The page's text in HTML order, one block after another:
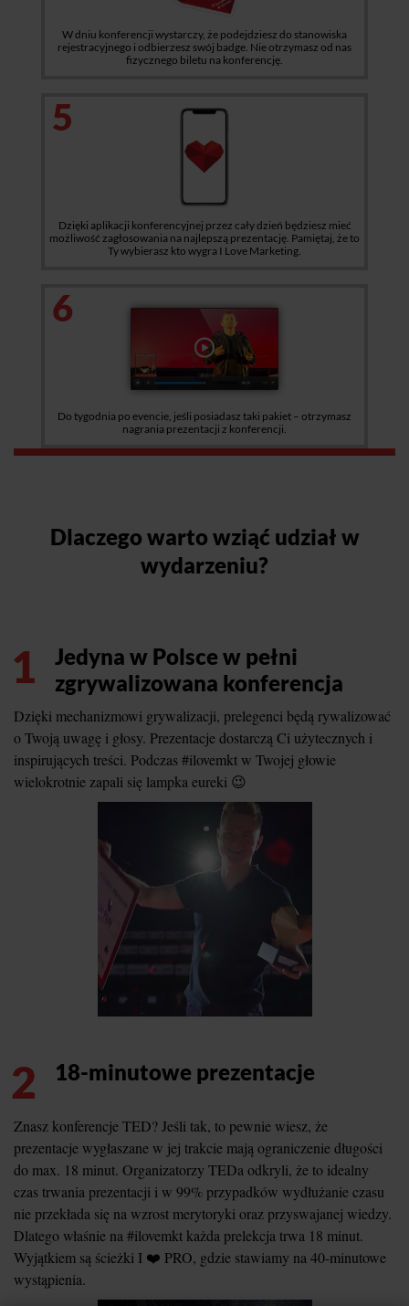
W dniu konferencji wystarczy, że podejdziesz do stanowiska
rejestracyjnego i odbierzesz swój badge. Nie otrzymasz od nas
fizycznego biletu na konferencję.
5
Dzięki aplikacji konferencyjnej przez cały dzień będziesz mieć
możliwość zagłosowania na najlepszą prezentację. Pamiętaj, że to
Ty wybierasz kto wygra I Love Marketing.
6
Do tygodnia po evencie, jeśli posiadasz taki pakiet – otrzymasz
nagrania prezentacji z konferencji.
Dlaczego warto wziąć udział w
wydarzeniu?
1
Jedyna w Polsce w pełni
zgrywalizowana konferencja
Dzięki mechanizmowi grywalizacji, prelegenci będą rywalizować
o Twoją uwagę i głosy. Prezentacje dostarczą Ci użytecznych i
inspirujących treści. Podczas #ilovemkt w Twojej głowie
wielokrotnie zapali się lampka eureki 😉
2 18-minutowe prezentacje
Znasz konferencje TED? Jeśli tak, to pewnie wiesz, że
prezentacje wygłaszane w jej trakcie mają ograniczenie długości
do max. 18 minut. Organizatorzy TEDa odkryli, że to idealny
czas trwania prezentacji i w 99% przypadków wydłużanie czasu
nie przekłada się na wzrost merytoryki oraz przyswajanej wiedzy.
Dlatego właśnie na #ilovemkt każda prelekcja trwa 18 minut.
Wyjątkiem są ścieżki I ❤️ PRO, gdzie stawiamy na 40-minutowe
wystąpienia.